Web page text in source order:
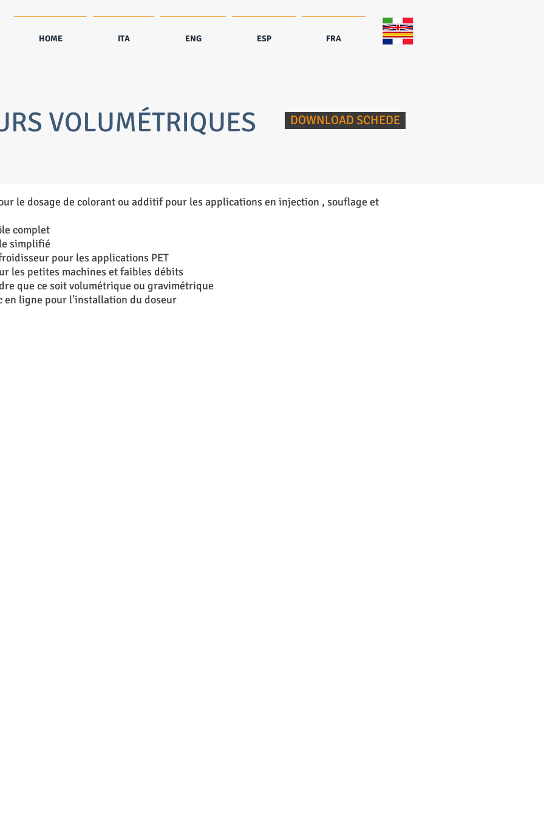
HOME ITA ENG ESP FRA
VOLUMÉTRIQUES DOWNLOAD SCHEDE
le dosage de colorant ou additif pour les applications en injection , souflage et
complet
simplifié
pour les applications PET
les petites machines et faibles débits
que ce soit volumétrique ou gravimétrique
en ligne pour l'installation du doseur